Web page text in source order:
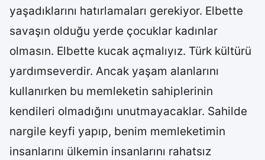
yaşadıklarını hatırlamaları gerekiyor. Elbette
savaşın olduğu yerde çocuklar kadınlar
olmasın. Elbette kucak açmalıyız. Türk kültürü
yardımseverdir. Ancak yaşam alanlarını
kullanırken bu memleketin sahiplerinin
kendileri olmadığını unutmayacaklar. Sahilde
nargile keyfi yapıp, benim memleketimin
insanlarını ülkemin insanlarını rahatsız